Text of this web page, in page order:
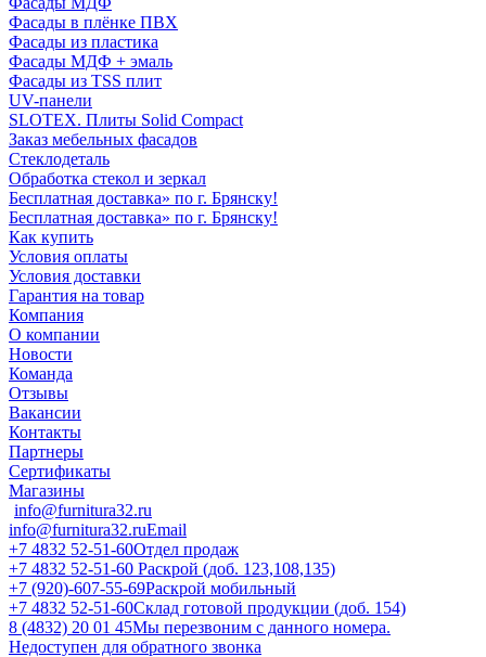
Фасады в плёнке ПВХ
Фасады из пластика
Фасады МДФ + эмаль
Фасады из TSS плит
UV-панели
SLOTEX. Плиты Solid Compact
Заказ мебельных фасадов
Стеклодеталь
Обработка стекол и зеркал
Бесплатная доставка» по г. Брянску!
Бесплатная доставка» по г. Брянску!
Как купить
Условия оплаты
Условия доставки
Гарантия на товар
Компания
О компании
Новости
Команда
Отзывы
Вакансии
Контакты
Партнеры
Сертификаты
Магазины
info@furnitura32.ru
info@furnitura32.ruEmail
+7 4832 52-51-60Отдел продаж
+7 4832 52-51-60 Раскрой (доб. 123,108,135)
+7 (920)-607-55-69Раскрой мобильный
+7 4832 52-51-60Склад готовой продукции (доб. 154)
8 (4832) 20 01 45Мы перезвоним с данного номера.
Недоступен для обратного звонка